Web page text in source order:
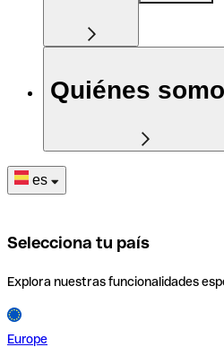
Quiénes
es
Selecciona tu país
Explora nuestras funcionalidades
Europe